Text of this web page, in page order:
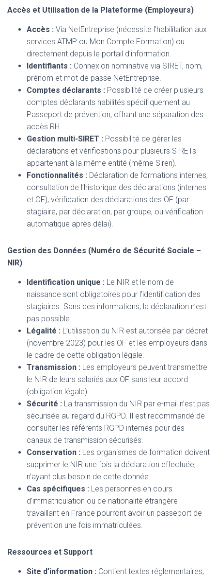
Accès et Utilisation de la Plateforme (Employeurs)
Accès : Via NetEntreprise (nécessite l’habilitation aux
services ATMP ou Mon Compte Formation) ou
directement depuis le portail d’information.
Identifiants : Connexion nominative via SIRET, nom,
prénom et mot de passe NetEntreprise.
Comptes déclarants : Possibilité de créer plusieurs
comptes déclarants habilités spécifiquement au
Passeport de prévention, offrant une séparation des
accès RH.
Gestion multi-SIRET : Possibilité de gérer les
déclarations et vérifications pour plusieurs SIRETs
appartenant à la même entité (même Siren).
Fonctionnalités : Déclaration de formations internes,
consultation de l’historique des déclarations (internes
et OF), vérification des déclarations des OF (par
stagiaire, par déclaration, par groupe, ou vérification
automatique après délai).
Gestion des Données (Numéro de Sécurité Sociale –
NIR)
Identification unique : Le NIR et le nom de
naissance sont obligatoires pour l’identification des
stagiaires. Sans ces informations, la déclaration n’est
pas possible.
Légalité : L’utilisation du NIR est autorisée par décret
(novembre 2023) pour les OF et les employeurs dans
le cadre de cette obligation légale.
Transmission : Les employeurs peuvent transmettre
le NIR de leurs salariés aux OF sans leur accord
(obligation légale).
Sécurité : La transmission du NIR par e-mail n’est pas
sécurisée au regard du RGPD. Il est recommandé de
consulter les référents RGPD internes pour des
canaux de transmission sécurisés.
Conservation : Les organismes de formation doivent
supprimer le NIR une fois la déclaration effectuée,
n’ayant plus besoin de cette donnée.
Cas spécifiques : Les personnes en cours
d’immatriculation ou de nationalité étrangère
travaillant en France pourront avoir un passeport de
prévention une fois immatriculées.
Ressources et Support
Site d’information : Contient textes réglementaires,